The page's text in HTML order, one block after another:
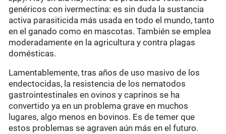
genéricos con ivermectina: es sin duda la sustancia
activa parasiticida más usada en todo el mundo, tanto
en el ganado como en mascotas. También se emplea
moderadamente en la agricultura y contra plagas
domésticas.
Lamentablemente, tras años de uso masivo de los
endectocidas, la resistencia de los nematodos
gastrointestinales en ovinos y caprinos se ha
convertido ya en un problema grave en muchos
lugares, algo menos en bovinos. Es de temer que
estos problemas se agraven aún más en el futuro.